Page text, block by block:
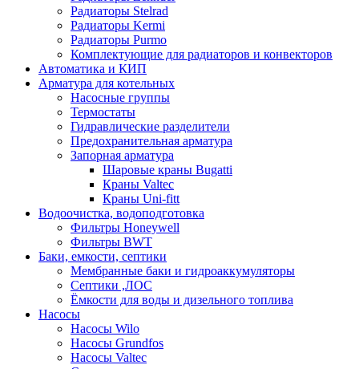
Радиаторы Stelrad
Радиаторы Kermi
Радиаторы Purmo
Комплектующие для радиаторов и конвекторов
Автоматика и КИП
Арматура для котельных
Насосные группы
Термостаты
Гидравлические разделители
Предохранительная арматура
Запорная арматура
Шаровые краны Bugatti
Краны Valtec
Краны Uni-fitt
Водоочистка, водоподготовка
Фильтры Honeywell
Фильтры BWT
Баки, емкости, септики
Мембранные баки и гидроаккумуляторы
Септики ,ЛОС
Ёмкости для воды и дизельного топлива
Насосы
Насосы Wilo
Насосы Grundfos
Насосы Valtec